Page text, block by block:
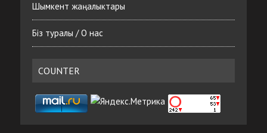
Шымкент жаңалыктары
Біз туралы / О нас
COUNTER